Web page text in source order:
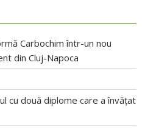
Carbochim într-un nou
din Cluj-Napoca
cu două diplome care a învățat